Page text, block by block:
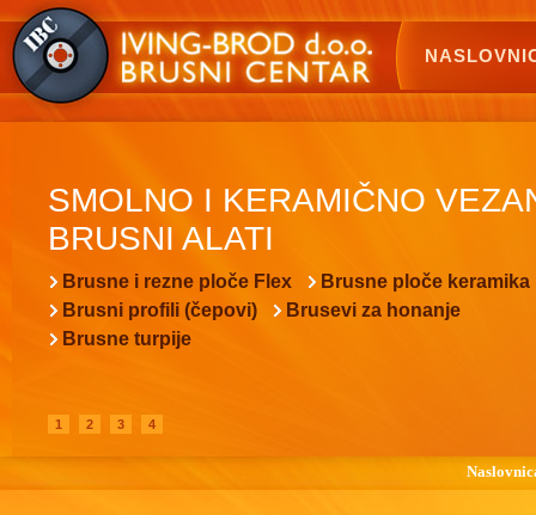
SMOLNO I KERAMIČNO
BRUSNI ALATI
Brusne i rezne ploče Flex
Brusne ploče keramika
Brusni profili (čepovi)
Brusevi za honanje
Brusne turpije
1 2 3 4